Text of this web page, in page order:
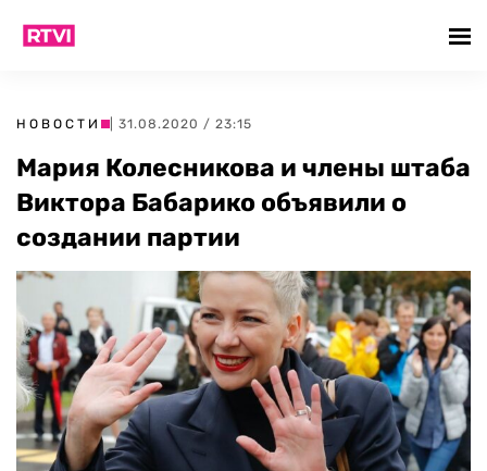
НОВОСТИ | 31.08.2020 / 23:15
Мария Колесникова и члены штаба
Виктора Бабарико объявили о
создании партии